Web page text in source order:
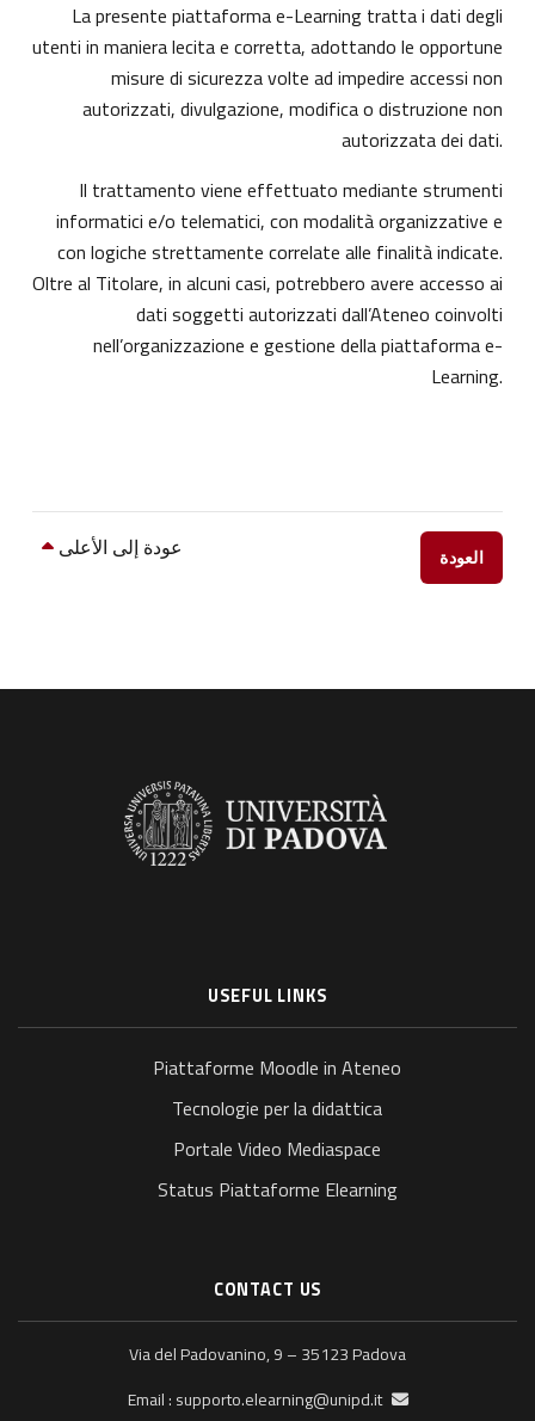
La presente piattaforma e-Learning tratta i dati degli
utenti in maniera lecita e corretta, adottando le opportune
misure di sicurezza volte ad impedire accessi non
autorizzati, divulgazione, modifica o distruzione non
autorizzata dei dati.
Il trattamento viene effettuato mediante strumenti
informatici e/o telematici, con modalità organizzative e
con logiche strettamente correlate alle finalità indicate.
Oltre al Titolare, in alcuni casi, potrebbero avere accesso ai
dati soggetti autorizzati dall’Ateneo coinvolti
nell’organizzazione e gestione della piattaforma e-
Learning.
العودة عودة إلى الأعلى
USEFUL LINKS
Piattaforme Moodle in Ateneo
Tecnologie per la didattica
Portale Video Mediaspace
Status Piattaforme Elearning
CONTACT US
Via del Padovanino, 9 – 35123 Padova
Email :
supporto.elearning@unipd.it